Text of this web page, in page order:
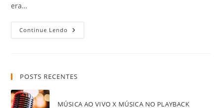
era…
Continue Lendo QUANTOS
TIPOS
POSTS RECENTES
MÚSICA AO VIVO X MÚSICA NO PLAYBACK